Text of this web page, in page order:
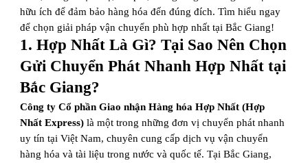
hữu ích để đảm bảo hàng hóa đến đúng đích. Tìm hiểu ngay
để chọn giải pháp vận chuyển phù hợp nhất tại Bắc Giang!
1. Hợp Nhất Là Gì? Tại Sao Nên Chọn
Gửi Chuyển Phát Nhanh Hợp Nhất tại
Bắc Giang?
Công ty Cổ phần Giao nhận Hàng hóa Hợp Nhất (Hợp
Nhất Express) là một trong những đơn vị chuyển phát nhanh
uy tín tại Việt Nam, chuyên cung cấp dịch vụ vận chuyển
hàng hóa và tài liệu trong nước và quốc tế. Tại Bắc Giang,